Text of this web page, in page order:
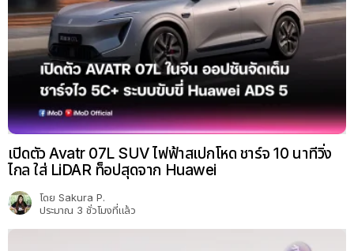
เปิดตัว Avatr 07L SUV ไฟฟ้าสเปกโหด ชาร์จ 10 นาทีวิ่ง
ไกล ใส่ LiDAR ท็อปสุดจาก Huawei
โดย Sakura P.
ประมาณ 3 ชั่วโมงที่แล้ว